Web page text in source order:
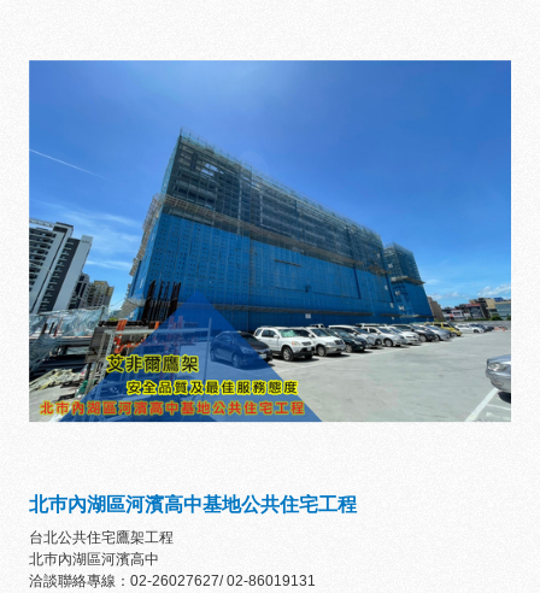
北巿內湖區河濱高中基地公共住宅工程
台北公共住宅鷹架工程
北巿內湖區河濱高中
洽談聯絡專線：02-26027627/ 02-86019131